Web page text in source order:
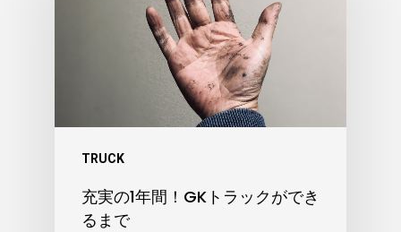
TRUCK
充実の1年間！GKトラックができ
るまで